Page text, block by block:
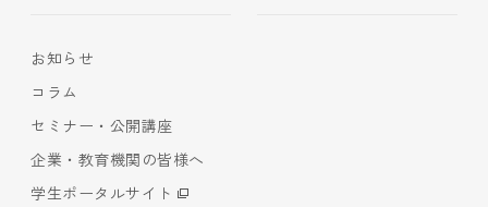
お知らせ
コラム
セミナー・公開講座
企業・教育機関の皆様へ
学生ポータルサイト